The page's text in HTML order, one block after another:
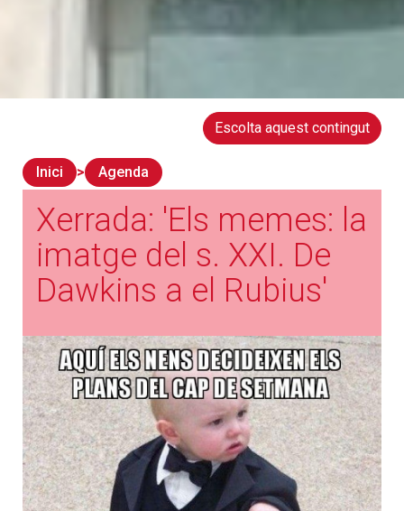
Escolta aquest contingut
Inici Agenda
Xerrada: 'Els memes: la
imatge del s. XXI. De
Dawkins a el Rubius'